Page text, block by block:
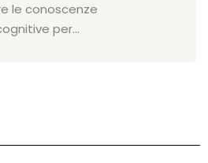
le conoscenze
per…